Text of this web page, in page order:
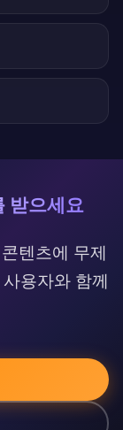
받으세요
텐츠에 무제
용자와 함께